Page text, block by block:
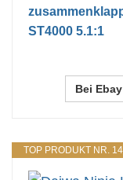
ST4000 5.1:1
Bei
TOP PRODUKT NR. 14